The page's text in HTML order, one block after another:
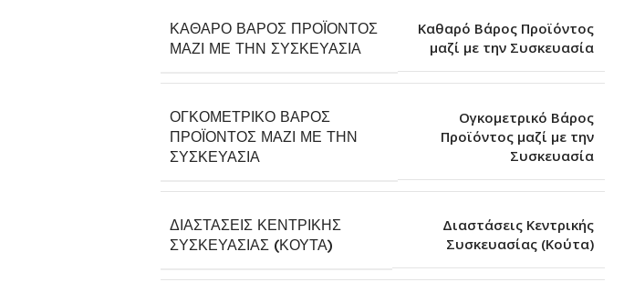
ΚΑΘΑΡΌ ΒΆΡΟΣ ΠΡΟΪΌΝΤΟΣ
ΜΑΖΊ ΜΕ ΤΗΝ ΣΥΣΚΕΥΑΣΊΑ
Καθαρό Βάρος Προϊόντος
μαζί με την Συσκευασία
ΟΓΚΟΜΕΤΡΙΚΌ ΒΆΡΟΣ
ΠΡΟΪΌΝΤΟΣ ΜΑΖΊ ΜΕ ΤΗΝ
ΣΥΣΚΕΥΑΣΊΑ
Ογκομετρικό Βάρος
Προϊόντος μαζί με την
Συσκευασία
ΔΙΑΣΤΆΣΕΙΣ ΚΕΝΤΡΙΚΉΣ
ΣΥΣΚΕΥΑΣΊΑΣ (ΚΟΎΤΑ)
Διαστάσεις Κεντρικής
Συσκευασίας (Κούτα)